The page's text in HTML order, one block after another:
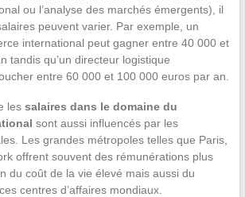
ou l’analyse des marchés émergents), il
peuvent varier. Par exemple, un
international peut gagner entre 40 000 et
tandis qu’un directeur logistique
entre 60 000 et 100 000 euros par an.
les salaires dans le domaine du
sont aussi influencés par les
Les grandes métropoles telles que Paris,
offrent souvent des rémunérations plus
du coût de la vie élevé mais aussi du
centres d’affaires mondiaux.